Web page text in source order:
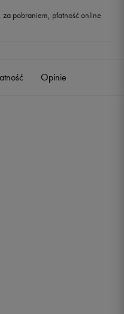
za pobraniem, płatność online
Opinie